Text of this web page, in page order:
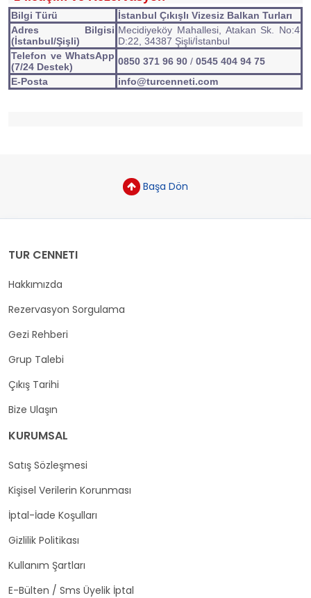
Bilgi Türü
İstanbul Çıkışlı Vizesiz Balkan Turları
Adres Bilgisi
(İstanbul/Şişli)
Mecidiyeköy Mahallesi, Atakan Sk. No:4
D:22, 34387 Şişli/İstanbul
Telefon ve WhatsApp
(7/24 Destek)
0850 371 96 90 / 0545 404 94 75
E-Posta
info@turcenneti.com
Başa Dön
TUR CENNETI
Hakkımızda
Rezervasyon Sorgulama
Gezi Rehberi
Grup Talebi
Çıkış Tarihi
Bize Ulaşın
KURUMSAL
Satış Sözleşmesi
Kişisel Verilerin Korunması
İptal-İade Koşulları
Gizlilik Politikası
Kullanım Şartları
E-Bülten / Sms Üyelik İptal